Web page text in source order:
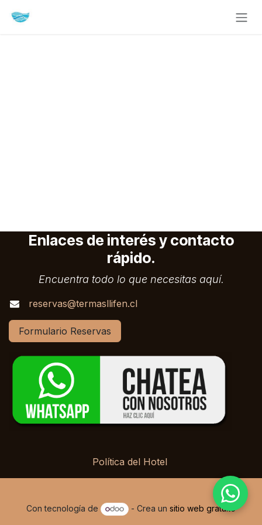
Enlaces de interés y contacto
rápido.
Encuentra todo lo que necesitas aquí.
reservas@termasllifen.cl
Formulario Reservas
Política del Hotel
Con tecnología de - Crea unsitio web gratuito